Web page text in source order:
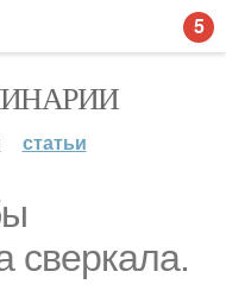
статьи
сверкала.
5